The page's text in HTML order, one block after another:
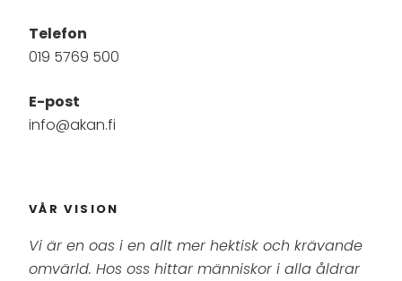
Telefon
019 5769 500
E-post
info@akan.fi
VÅR VISION
Vi är en oas i en allt mer hektisk och krävande
omvärld. Hos oss hittar människor i alla åldrar